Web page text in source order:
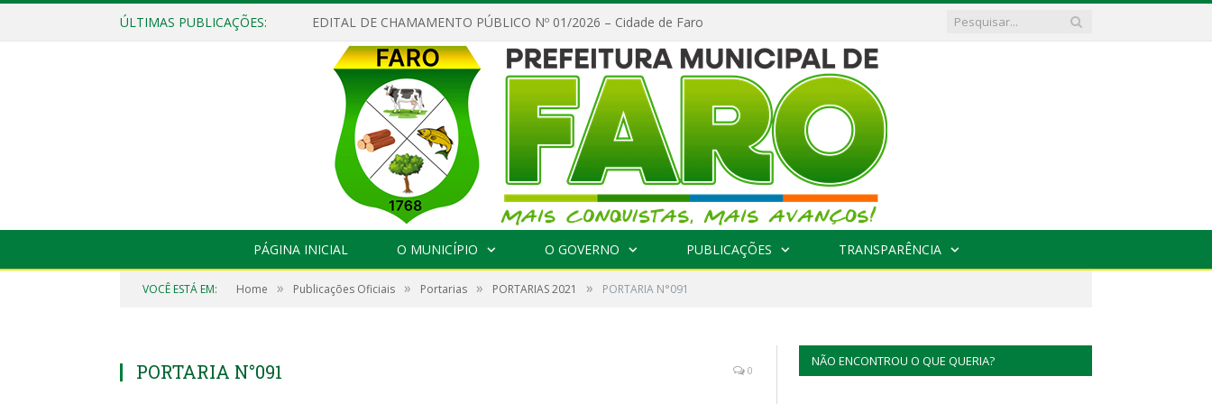
ÚLTIMAS PUBLICAÇÕES: EDITAL DE CHAMAMENTO PÚBLICO Nº 01/2026 – Cidade de Faro
PÁGINA INICIAL O MUNICÍPIO O GOVERNO PUBLICAÇÕES TRANSPARÊNCIA
VOCÊ ESTÁ EM: Home » Publicações Oficiais » Portarias » PORTARIAS 2021 » PORTARIA N°091
PORTARIA N°091 0
NÃO ENCONTROU O QUE QUERIA?